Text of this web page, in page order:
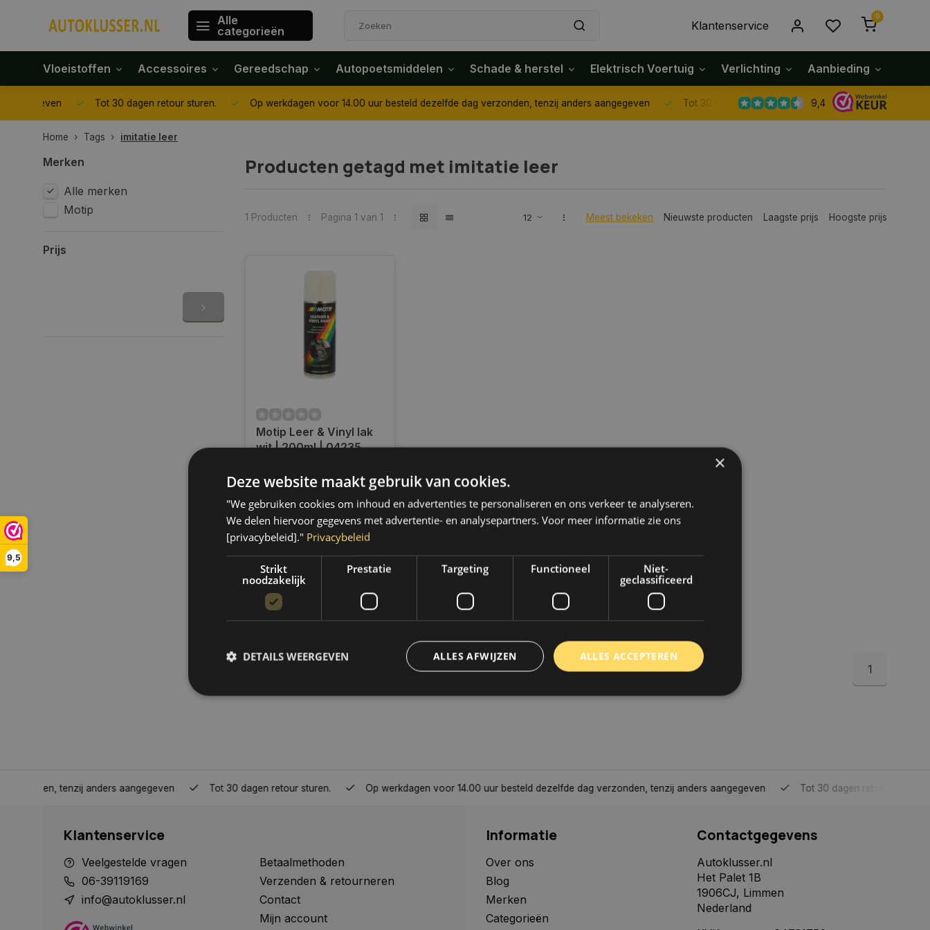
9,5
Alle
categorieën
Klantenservice
0
Vloeistoffen Accessoires Gereedschap Autopoetsmiddelen Schade & herstel Elektrisch Voertuig Verlichting Aanbieding
Tot 30 dagen retour sturen. Op werkdagen voor 14.00 uur besteld dezelfde dag verzonden, tenzij anders aangegeven Tot 30 dagen retour sturen. 9,4
Home Tags imitatie leer
Merken
Alle merken
Motip
Prijs
Producten getagd met imitatie leer
1 Producten Pagina 1 van 1 Meest bekeken Nieuwste producten Laagste prijs Hoogste prijs
Motip Leer & Vinyl lak
wit | 200ml | 04235
Op werkdagen voor 14.00
uur besteld, dezelfde dag
verzonden. Boven de 50,-
gratis verzending. (NL &
BE)
€11,45
Vergelijk
1
tenzij anders aangegeven Tot 30 dagen retour sturen. Op werkdagen voor 14.00 uur besteld dezelfde dag verzonden, tenzij anders aangegeven Tot 30 dagen retour sturen.
Klantenservice
Veelgestelde vragen
06-39119169
info@autoklusser.nl
Betaalmethoden
Verzenden & retourneren
Contact
Mijn account
Informatie
Over ons
Blog
Merken
Categorieën
Contactgegevens
Autoklusser.nl
Het Palet 1B
1906CJ, Limmen
Nederland
×
Deze website maakt gebruik van cookies.
"We gebruiken cookies om inhoud en advertenties te personaliseren en ons verkeer te analyseren.
We delen hiervoor gegevens met advertentie- en analysepartners. Voor meer informatie zie ons
[privacybeleid]." Privacybeleid
Strikt
noodzakelijk
Prestatie Targeting Functioneel
Niet-
geclassificeerd
ALLES ACCEPTEREN
ALLES AFWIJZEN
DETAILS WEERGEVEN
Dit cookie wordt gebruikt om een identificatiecode
sessie ID wordt gebruikt om een veilige en
consistente gebruikerservaring te behouden, ervoor
te zorgen dat pagina wijzigingen of item selecties
worden onthouden van pagina naar pagina. Het slaat
geen persoonlijke gegevens op.
__cf_bm
Deze cookie wordt gebruikt om onderscheid te